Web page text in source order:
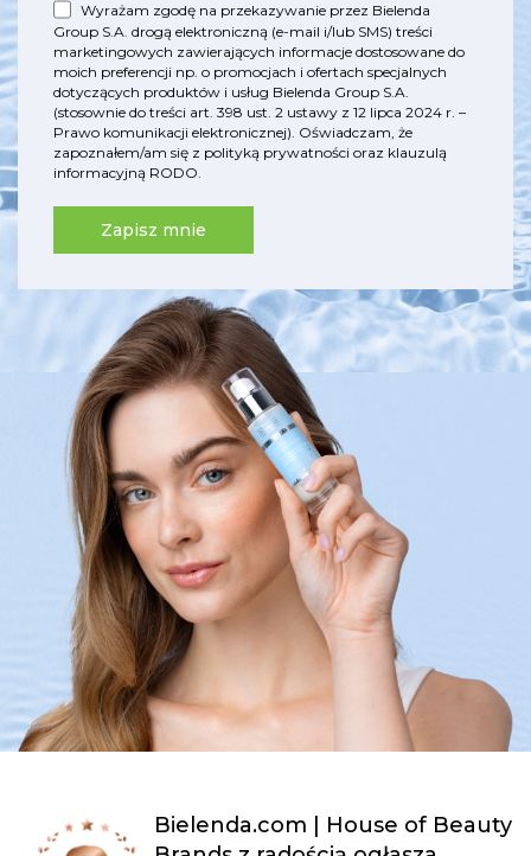
Wyrażam zgodę na przekazywanie przez Bielenda
Group S.A. drogą elektroniczną (e-mail i/lub SMS) treści
marketingowych zawierających informacje dostosowane do
moich preferencji np. o promocjach i ofertach specjalnych
dotyczących produktów i usług Bielenda Group S.A.
(stosownie do treści art. 398 ust. 2 ustawy z 12 lipca 2024 r. –
Prawo komunikacji elektronicznej). Oświadczam, że
zapoznałem/am się z polityką prywatności oraz klauzulą
informacyjną RODO
Zapisz mnie
Bielenda.com | House of Beauty